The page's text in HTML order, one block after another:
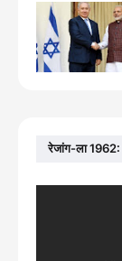
रेजांग-ला 1962: